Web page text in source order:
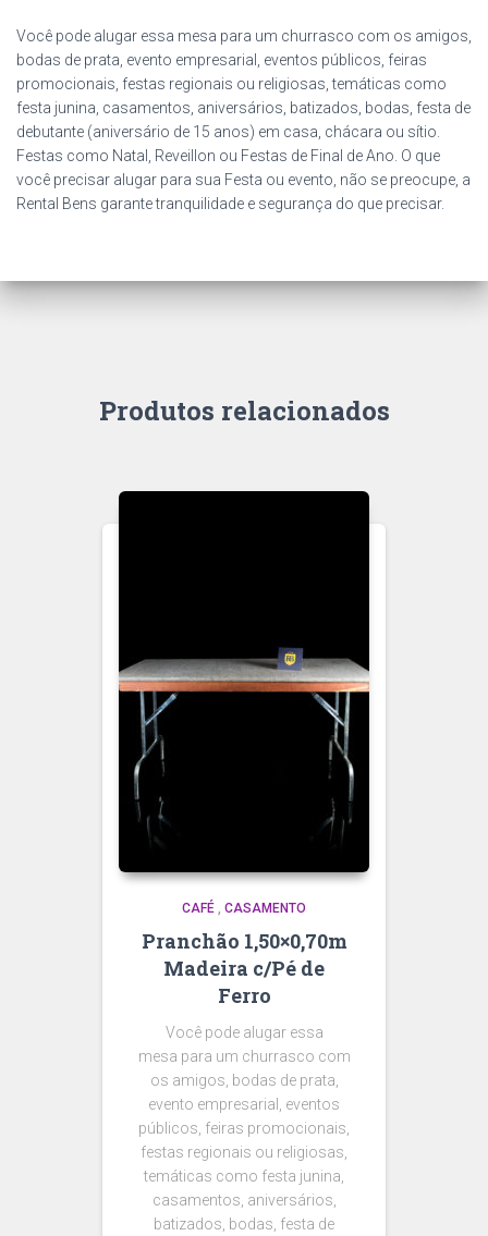
Você pode alugar essa mesa para um churrasco com os amigos,
bodas de prata, evento empresarial, eventos públicos, feiras
promocionais, festas regionais ou religiosas, temáticas como
festa junina, casamentos, aniversários, batizados, bodas, festa de
debutante (aniversário de 15 anos) em casa, chácara ou sítio.
Festas como Natal, Reveillon ou Festas de Final de Ano. O que
você precisar alugar para sua Festa ou evento, não se preocupe, a
Rental Bens garante tranquilidade e segurança do que precisar.
Produtos relacionados
CAFÉ , CASAMENTO
Pranchão 1,50×0,70m
Madeira c/Pé de
Ferro
Você pode alugar essa
mesa para um churrasco com
os amigos, bodas de prata,
evento empresarial, eventos
públicos, feiras promocionais,
festas regionais ou religiosas,
temáticas como festa junina,
casamentos, aniversários,
batizados, bodas, festa de